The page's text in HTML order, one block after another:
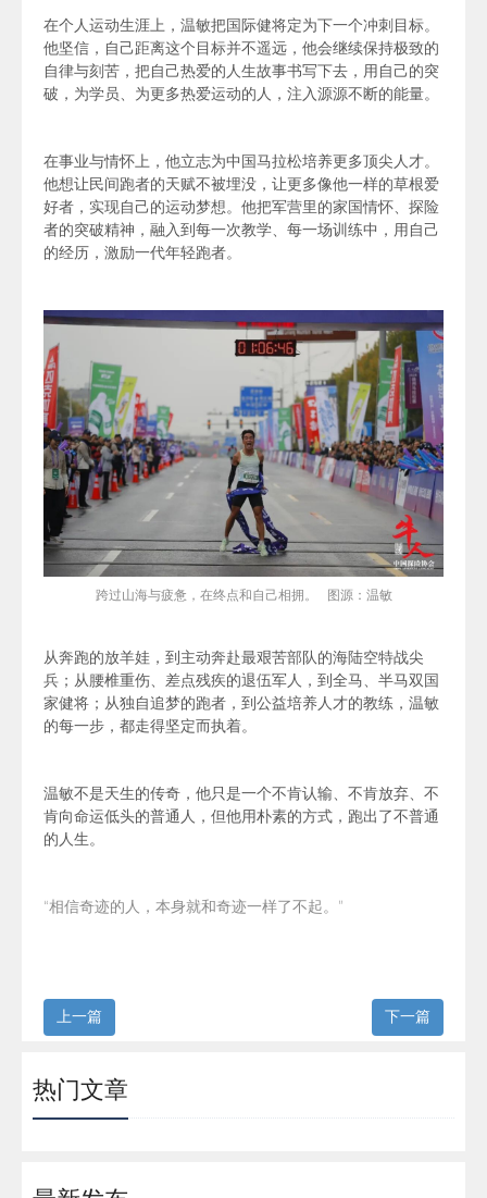
在个人运动生涯上，温敏把国际健将定为下一个冲刺目标。
他坚信，自己距离这个目标并不遥远，他会继续保持极致的
自律与刻苦，把自己热爱的人生故事书写下去，用自己的突
破，为学员、为更多热爱运动的人，注入源源不断的能量。
在事业与情怀上，他立志为中国马拉松培养更多顶尖人才。
他想让民间跑者的天赋不被埋没，让更多像他一样的草根爱
好者，实现自己的运动梦想。他把军营里的家国情怀、探险
者的突破精神，融入到每一次教学、每一场训练中，用自己
的经历，激励一代年轻跑者。
跨过山海与疲惫，在终点和自己相拥。 图源：温敏
从奔跑的放羊娃，到主动奔赴最艰苦部队的海陆空特战尖
兵；从腰椎重伤、差点残疾的退伍军人，到全马、半马双国
家健将；从独自追梦的跑者，到公益培养人才的教练，温敏
的每一步，都走得坚定而执着。
温敏不是天生的传奇，他只是一个不肯认输、不肯放弃、不
肯向命运低头的普通人，但他用朴素的方式，跑出了不普通
的人生。
“相信奇迹的人，本身就和奇迹一样了不起。 ”
上一篇 下一篇
热门文章